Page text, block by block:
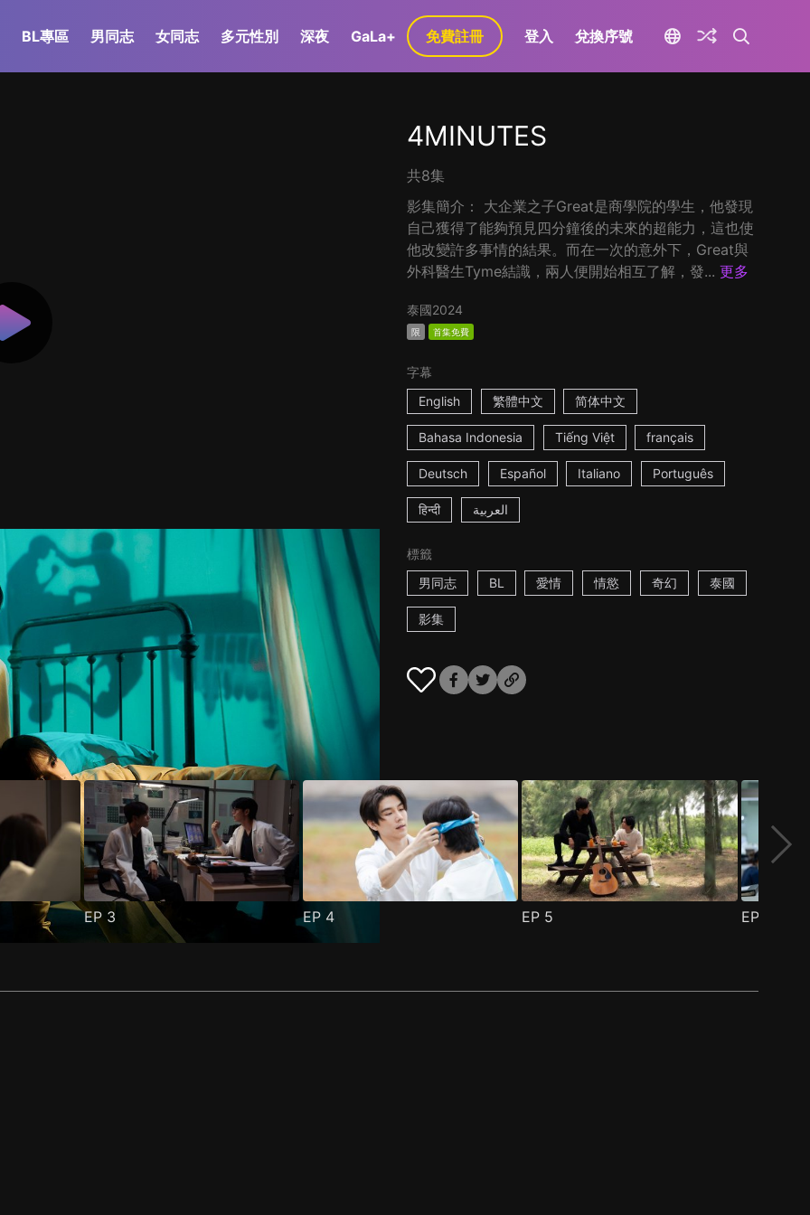
BL專區 男同志 女同志 多元性別 深夜 GaLa+ 免費註冊 登入 兌換序號
4MINUTES
共8集
影集簡介： 大企業之子Great是商學院的學生，他發現
自己獲得了能夠預見四分鐘後的未來的超能力，這也使
他改變許多事情的結果。而在一次的意外下，Great與
外科醫生Tyme結識，兩人便開始相互了解，發... 更多
泰國2024
限 首集免費
字幕
English
繁體中文 简体中文
Bahasa Indonesia Tiếng Việt français
Deutsch Español Italiano Português
हिन्दी العربية
標籤
男同志
BL 愛情 情慾 奇幻 泰國
影集
EP 3 EP 4 EP 5 EP